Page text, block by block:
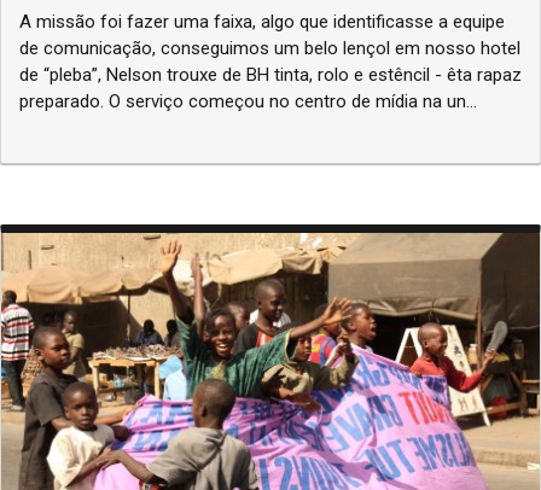
A missão foi fazer uma faixa, algo que identificasse a equipe
de comunicação, conseguimos um belo lençol em nosso hotel
de “pleba”, Nelson trouxe de BH tinta, rolo e estêncil - êta rapaz
preparado. O serviço começou no centro de mídia na un...